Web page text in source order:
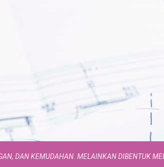
DAN KEMUDAHAN. MELAINKAN DIBENTUK